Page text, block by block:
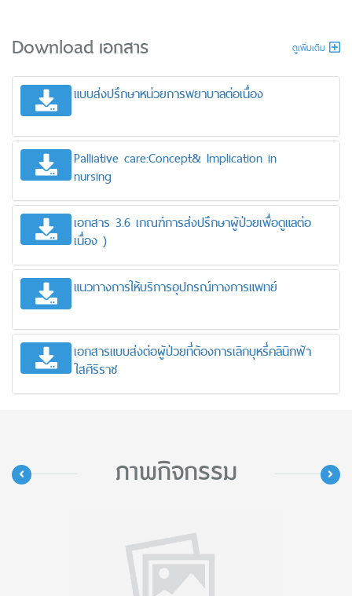
Download เอกสาร ดูเพิ่มเติม
แบบส่งปรึกษาหน่วยการพยาบาลต่อเนื่อง
Palliative care:Concept& Implication in
nursing
เอกสาร 3.6 เกณฑ์การส่งปรึกษาผู้ป่วยเพื่อดูแลต่อ
เนื่อง )
แนวทางการให้บริการอุปกรณ์ทางการแพทย์
เอกสารแบบส่งต่อผู้ป่วยที่ต้องการเลิกบุหรี่คลินิกฟ้า
ใสศิริราช
ภาพกิจกรรม